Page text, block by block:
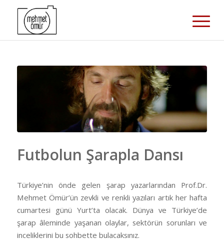
Futbolun Şarapla Dansı
Türkiye’nin önde gelen şarap yazarlarından Prof.Dr.
Mehmet Ömür’ün zevkli ve renkli yazıları artık her hafta
cumartesi günü Yurt’ta olacak. Dünya ve Türkiye’de
şarap âleminde yaşanan olaylar, sektörün sorunları ve
inceliklerini bu sohbette bulacaksınız.